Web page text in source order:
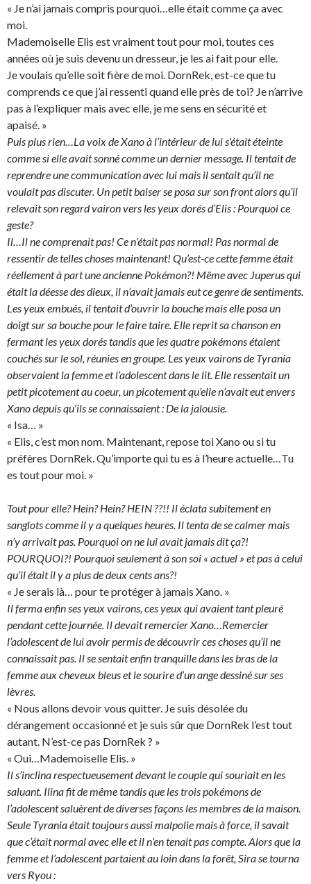
« Je n’ai jamais compris pourquoi…elle était comme ça avec
moi.
Mademoiselle Elis est vraiment tout pour moi, toutes ces
années où je suis devenu un dresseur, je les ai fait pour elle.
Je voulais qu’elle soit fière de moi. DornRek, est-ce que tu
comprends ce que j’ai ressenti quand elle près de toi? Je n’arrive
pas à l’expliquer mais avec elle, je me sens en sécurité et
apaisé. »
Puis plus rien…La voix de Xano à l’intérieur de lui s’était éteinte
comme si elle avait sonné comme un dernier message. Il tentait de
reprendre une communication avec lui mais il sentait qu’il ne
voulait pas discuter. Un petit baiser se posa sur son front alors qu’il
relevait son regard vairon vers les yeux dorés d’Elis : Pourquoi ce
geste?
Il…Il ne comprenait pas! Ce n’était pas normal! Pas normal de
ressentir de telles choses maintenant! Qu’est-ce cette femme était
réellement à part une ancienne Pokémon?! Même avec Juperus qui
était la déesse des dieux, il n’avait jamais eut ce genre de sentiments.
Les yeux embués, il tentait d’ouvrir la bouche mais elle posa un
doigt sur sa bouche pour le faire taire. Elle reprit sa chanson en
fermant les yeux dorés tandis que les quatre pokémons étaient
couchés sur le sol, réunies en groupe. Les yeux vairons de Tyrania
observaient la femme et l’adolescent dans le lit. Elle ressentait un
petit picotement au coeur, un picotement qu’elle n’avait eut envers
Xano depuis qu’ils se connaissaient : De la jalousie.
« Isa… »
« Elis, c’est mon nom. Maintenant, repose toi Xano ou si tu
préfères DornRek. Qu’importe qui tu es à l’heure actuelle…Tu
es tout pour moi. »
Tout pour elle? Hein? Hein? HEIN ??!! Il éclata subitement en
sanglots comme il y a quelques heures. Il tenta de se calmer mais
n’y arrivait pas. Pourquoi on ne lui avait jamais dit ça?!
POURQUOI?! Pourquoi seulement à son soi « actuel » et pas à celui
qu’il était il y a plus de deux cents ans?!
« Je serais là… pour te protéger à jamais Xano. »
Il ferma enfin ses yeux vairons, ces yeux qui avaient tant pleuré
pendant cette journée. Il devait remercier Xano…Remercier
l’adolescent de lui avoir permis de découvrir ces choses qu’il ne
connaissait pas. Il se sentait enfin tranquille dans les bras de la
femme aux cheveux bleus et le sourire d’un ange dessiné sur ses
lèvres.
« Nous allons devoir vous quitter. Je suis désolée du
dérangement occasionné et je suis sûr que DornRek l’est tout
autant. N’est-ce pas DornRek ? »
« Oui…Mademoiselle Elis. »
Il s’inclina respectueusement devant le couple qui souriait en les
saluant. Ilina fit de même tandis que les trois pokémons de
l’adolescent saluèrent de diverses façons les membres de la maison.
Seule Tyrania était toujours aussi malpolie mais à force, il savait
que c’était normal avec elle et il n’en tenait pas compte. Alors que la
femme et l’adolescent partaient au loin dans la forêt, Sira se tourna
vers Ryou :